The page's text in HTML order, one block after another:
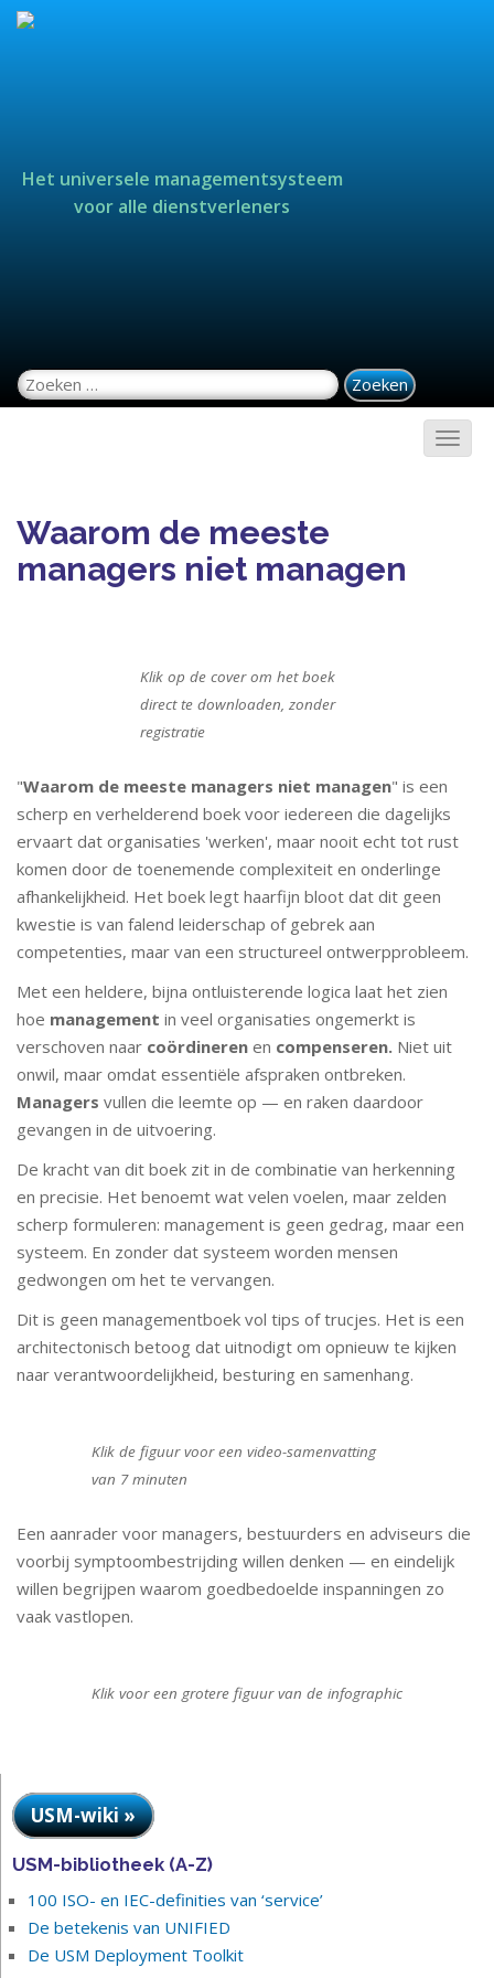
Het universele managementsysteem
voor alle dienstverleners
Zoeken naar:
Waarom de meeste
managers niet managen
Klik op de cover om het boek
direct te downloaden, zonder
registratie
"Waarom de meeste managers niet managen" is een
scherp en verhelderend boek voor iedereen die dagelijks
ervaart dat organisaties 'werken', maar nooit echt tot rust
komen door de toenemende complexiteit en onderlinge
afhankelijkheid. Het boek legt haarfijn bloot dat dit geen
kwestie is van falend leiderschap of gebrek aan
competenties, maar van een structureel ontwerpprobleem.
Met een heldere, bijna ontluisterende logica laat het zien
hoe management in veel organisaties ongemerkt is
verschoven naar coördineren en compenseren. Niet uit
onwil, maar omdat essentiële afspraken ontbreken.
Managers vullen die leemte op — en raken daardoor
gevangen in de uitvoering.
De kracht van dit boek zit in de combinatie van herkenning
en precisie. Het benoemt wat velen voelen, maar zelden
scherp formuleren: management is geen gedrag, maar een
systeem. En zonder dat systeem worden mensen
gedwongen om het te vervangen.
Dit is geen managementboek vol tips of trucjes. Het is een
architectonisch betoog dat uitnodigt om opnieuw te kijken
naar verantwoordelijkheid, besturing en samenhang.
Klik de figuur voor een video-samenvatting
van 7 minuten
Een aanrader voor managers, bestuurders en adviseurs die
voorbij symptoombestrijding willen denken — en eindelijk
willen begrijpen waarom goedbedoelde inspanningen zo
vaak vastlopen.
Klik voor een grotere figuur van de infographic
USM-wiki »
USM-bibliotheek (A-Z)
100 ISO- en IEC-definities van ‘service’
De betekenis van UNIFIED
De USM Deployment Toolkit